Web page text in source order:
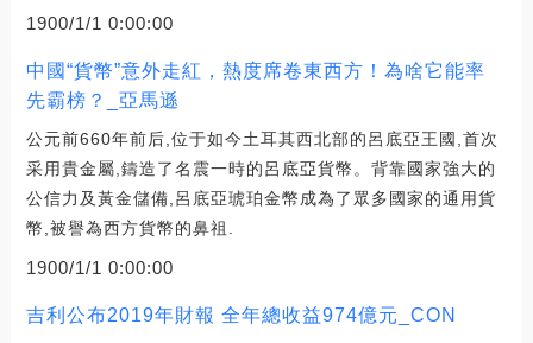
1900/1/1 0:00:00
中國“貨幣”意外走紅，熱度席卷東西方！為啥它能率
先霸榜？_亞馬遜
公元前660年前后,位于如今土耳其西北部的呂底亞王國,首次
采用貴金屬,鑄造了名震一時的呂底亞貨幣。背靠國家強大的
公信力及黃金儲備,呂底亞琥珀金幣成為了眾多國家的通用貨
幣,被譽為西方貨幣的鼻祖.
1900/1/1 0:00:00
吉利公布2019年財報 全年總收益974億元_CON